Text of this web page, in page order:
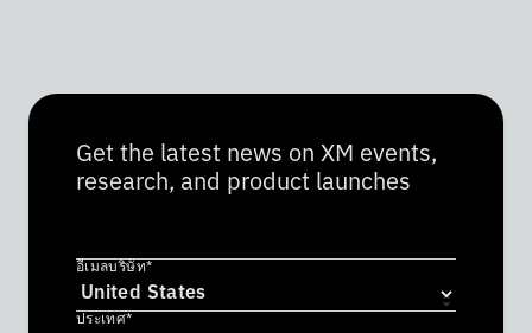
Get the latest news on XM events,
research, and product launches
อีเมลบริษัท*
ประเทศ*